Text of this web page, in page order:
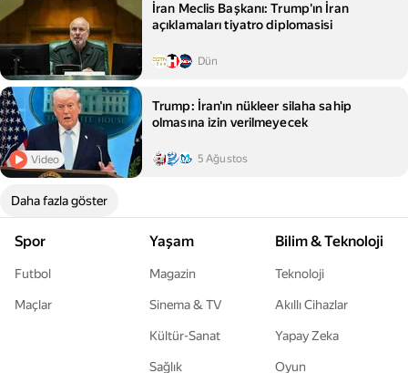
İran Meclis Başkanı: Trump'ın İran
açıklamaları tiyatro diplomasisi
Dün
Video
Trump: İran'ın nükleer silaha sahip
olmasına izin verilmeyecek
5 Ağustos
Daha fazla göster
Spor
Futbol
Maçlar
Yaşam
Magazin
Sinema & TV
Kültür-Sanat
Sağlık
Bilim & Teknoloji
Teknoloji
Akıllı Cihazlar
Yapay Zeka
Oyun